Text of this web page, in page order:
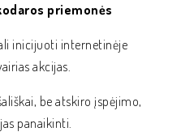
priemonės
inicijuoti internetinėje
akcijas.
be atskiro įspėjimo,
panaikinti.